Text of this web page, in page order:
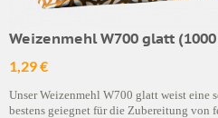
Weizenmehl W700 glatt
1,29 €
Unser Weizenmehl W700 glatt weist eine
bestens geiegnet für die Zubereitung von